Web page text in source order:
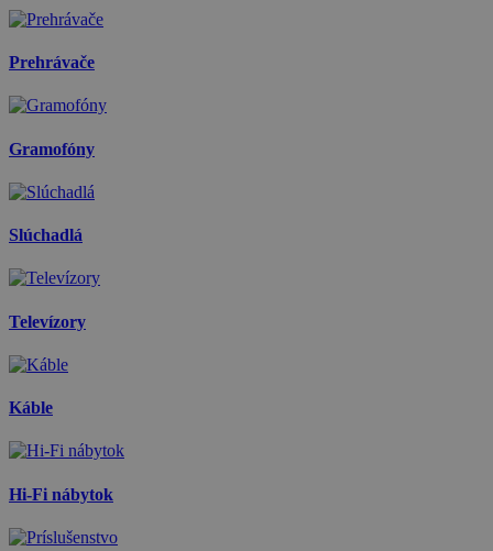
Prehrávače
Gramofóny
Slúchadlá
Televízory
Káble
Hi-Fi nábytok